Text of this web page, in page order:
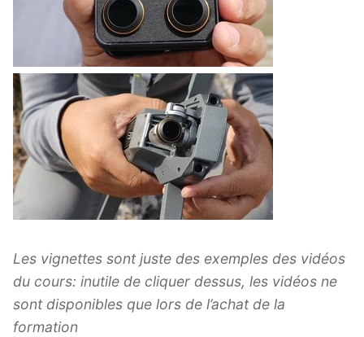
Les vignettes sont juste des exemples des vidéos
du cours: inutile de cliquer dessus, les vidéos ne
sont disponibles que lors de l’achat de la
formation